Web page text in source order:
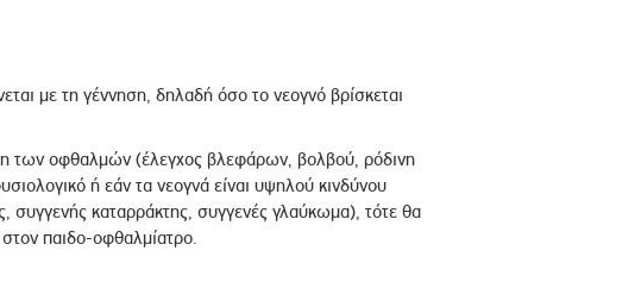
με τη γέννηση, δηλαδή όσο το νεογνό βρίσκεται
των οφθαλμών (έλεγχος βλεφάρων, βολβού, ρόδινη
ή εάν τα νεογνά είναι υψηλού κινδύνου
συγγενής καταρράκτης, συγγενές γλαύκωμα), τότε θα
παιδο-οφθαλμίατρο.